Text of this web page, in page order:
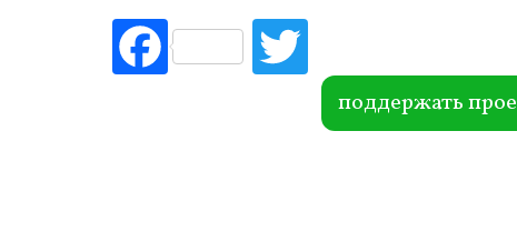
Fac
ebo itte
r поддержать